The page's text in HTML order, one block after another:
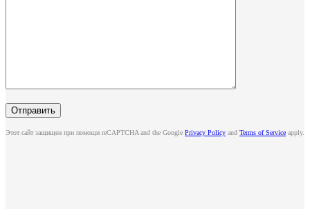
Этот сайт защищен при помощи reCAPTCHA and the Google Privacy Policy and Terms of Service apply.